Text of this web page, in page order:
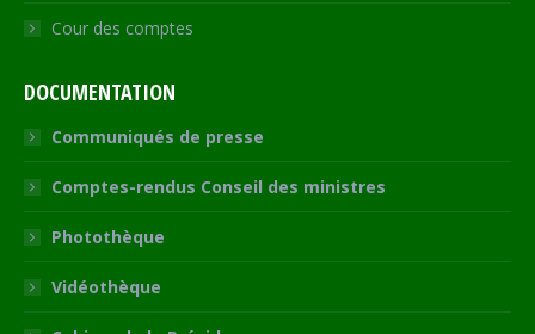
Cour des comptes
DOCUMENTATION
Communiqués de presse
Comptes-rendus Conseil des ministres
Photothèque
Vidéothèque